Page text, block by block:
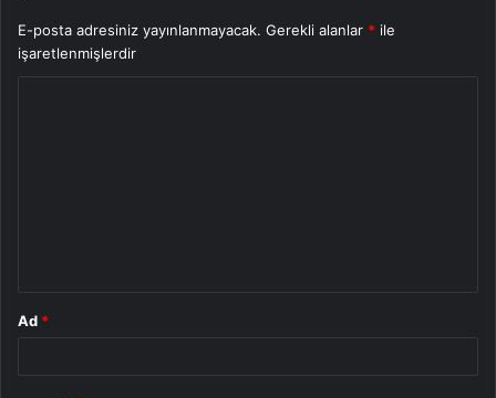
E-posta adresiniz yayınlanmayacak. Gerekli alanlar * ile
işaretlenmişlerdir
Ad *